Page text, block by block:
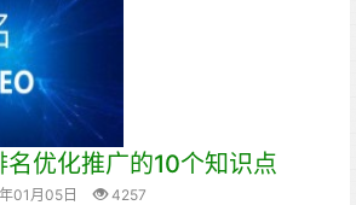
优化推广的10个知识点
01月05日 4257